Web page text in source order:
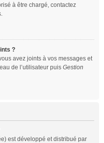
à être chargé, contactez
?
avez joints à vos messages et
de l’utilisateur puis Gestion
est développé et distribué par